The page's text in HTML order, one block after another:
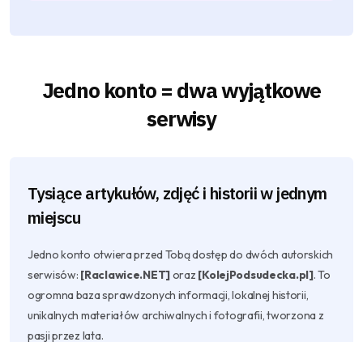
Jedno konto = dwa wyjątkowe
serwisy
Tysiące artykułów, zdjęć i historii w jednym
miejscu
Jedno konto otwiera przed Tobą dostęp do dwóch autorskich
serwisów: [Raclawice.NET]oraz [KolejPodsudecka.pl]. To
ogromna baza sprawdzonych informacji, lokalnej historii,
unikalnych materiałów archiwalnych i fotografii, tworzona z
pasji przez lata.